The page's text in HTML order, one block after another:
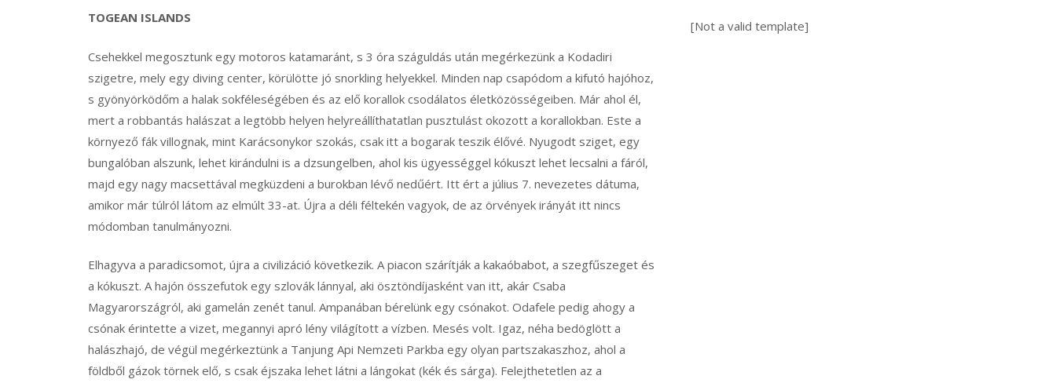
TOGEAN ISLANDS
Csehekkel megosztunk egy motoros katamaránt, s 3 óra száguldás után megérkezünk a Kodadiri
szigetre, mely egy diving center, körülötte jó snorkling helyekkel. Minden nap csapódom a kifutó hajóhoz,
s gyönyörködőm a halak sokféleségében és az elő korallok csodálatos életközösségeiben. Már ahol él,
mert a robbantás halászat a legtöbb helyen helyreállíthatatlan pusztulást okozott a korallokban. Este a
környező fák villognak, mint Karácsonykor szokás, csak itt a bogarak teszik élővé. Nyugodt sziget, egy
bungalóban alszunk, lehet kirándulni is a dzsungelben, ahol kis ügyességgel kókuszt lehet lecsalni a fáról,
majd egy nagy macsettával megküzdeni a burokban lévő nedűért. Itt ért a július 7. nevezetes dátuma,
amikor már túlról látom az elmúlt 33-at. Újra a déli féltekén vagyok, de az örvények irányát itt nincs
módomban tanulmányozni.
Elhagyva a paradicsomot, újra a civilizáció következik. A piacon szárítják a kakaóbabot, a szegfűszeget és
a kókuszt. A hajón összefutok egy szlovák lánnyal, aki ösztöndíjasként van itt, akár Csaba
Magyarországról, aki gamelán zenét tanul. Ampanában bérelünk egy csónakot. Odafele pedig ahogy a
csónak érintette a vizet, megannyi apró lény világított a vízben. Mesés volt. Igaz, néha bedöglött a
halászhajó, de végül megérkeztünk a Tanjung Api Nemzeti Parkba egy olyan partszakaszhoz, ahol a
földből gázok törnek elő, s csak éjszaka lehet látni a lángokat (kék és sárga). Felejthetetlen az a
[Not a valid template]